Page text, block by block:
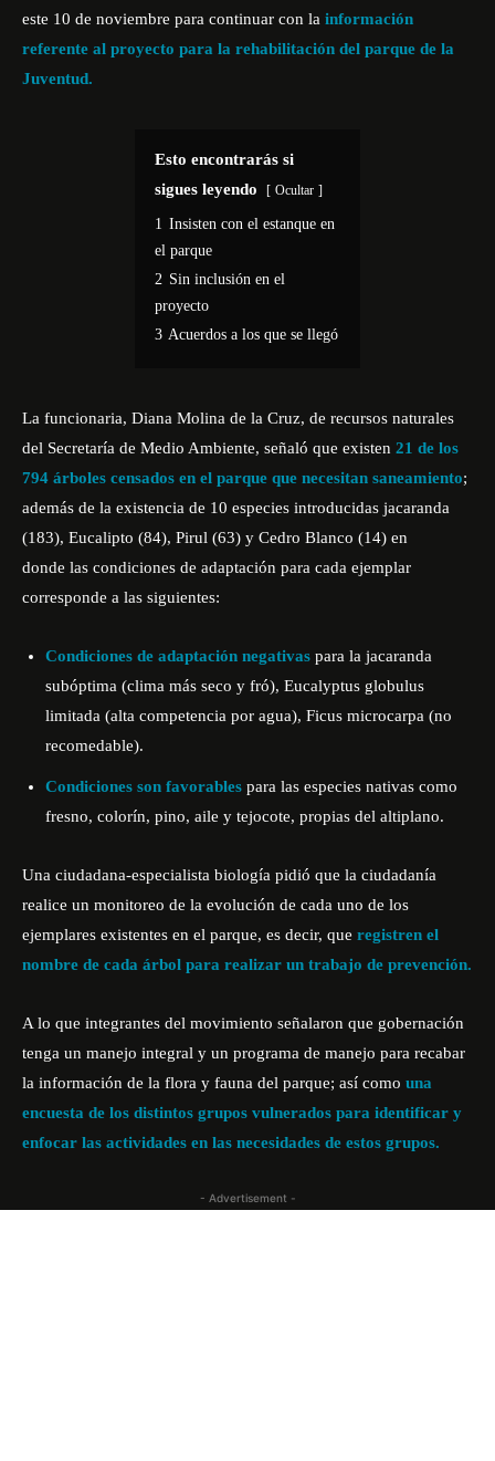
este 10 de noviembre para continuar con la información
referente al proyecto para la rehabilitación del parque de la
Juventud.
Esto encontrarás si
sigues leyendo
Ocultar
1 Insisten con el estanque en
el parque
2 Sin inclusión en el
proyecto
3 Acuerdos a los que se llegó
La funcionaria, Diana Molina de la Cruz, de recursos naturales
del Secretaría de Medio Ambiente, señaló que existen 21 de los
794 árboles censados en el parque que necesitan saneamiento;
además de la existencia de 10 especies introducidas jacaranda
(183), Eucalipto (84), Pirul (63) y Cedro Blanco (14) en
donde las condiciones de adaptación para cada ejemplar
corresponde a las siguientes:
Condiciones de adaptación negativas para la jacaranda
subóptima (clima más seco y fró), Eucalyptus globulus
limitada (alta competencia por agua), Ficus microcarpa (no
recomedable).
Condiciones son favorables para las especies nativas como
fresno, colorín, pino, aile y tejocote, propias del altiplano.
Una ciudadana-especialista biología pidió que la ciudadanía
realice un monitoreo de la evolución de cada uno de los
ejemplares existentes en el parque, es decir, que registren el
nombre de cada árbol para realizar un trabajo de prevención.
A lo que integrantes del movimiento señalaron que gobernación
tenga un manejo integral y un programa de manejo para recabar
la información de la flora y fauna del parque; así como una
encuesta de los distintos grupos vulnerados para identificar y
enfocar las actividades en las necesidades de estos grupos.
- Advertisement -